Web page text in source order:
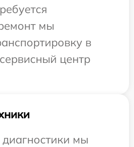
мы
в
центр
мы